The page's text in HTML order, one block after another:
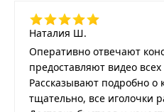
Наталия Ш.
Оперативно отвечают
предоставляют видео
Рассказывают подробно
тщательно, все иголочки